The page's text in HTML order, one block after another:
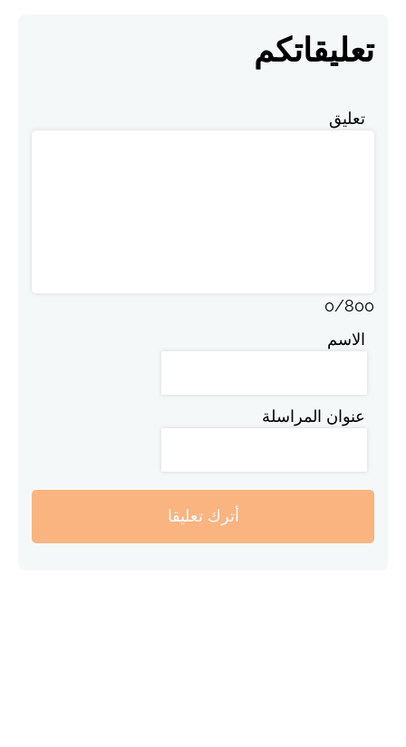
تعليقاتكم
تعليق
0/800
الاسم
عنوان المراسلة
أترك تعليقا